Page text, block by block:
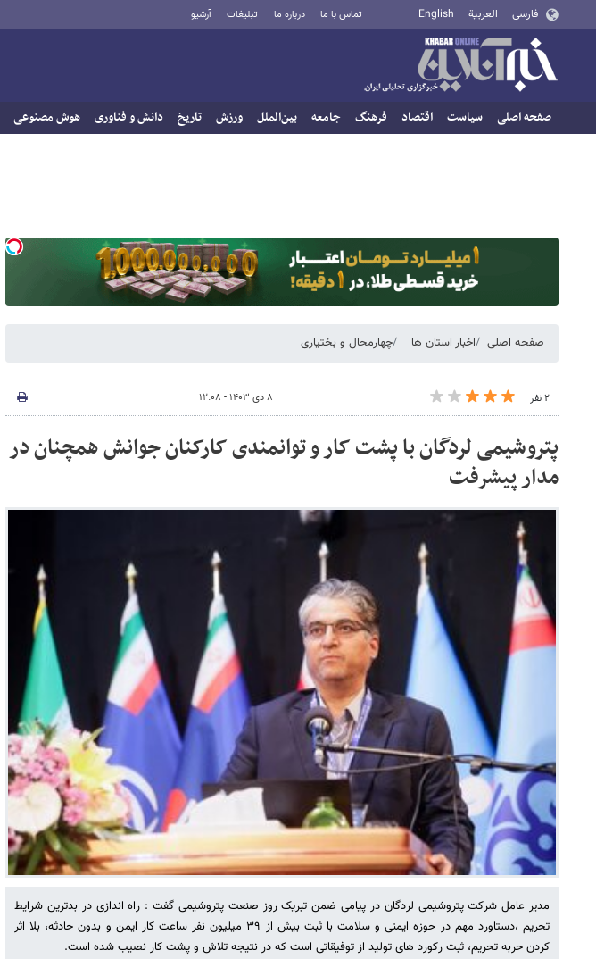
فارسی العربية English تماس با ما درباره ما تبلیغات آرشیو
صفحه اصلی سیاست اقتصاد فرهنگ جامعه بین‌الملل ورزش تاریخ دانش و فناوری هوش مصنوعی
صفحه اصلی اخبار استان ها چهارمحال و بختیاری
۲ نفر ۸ دی ۱۴۰۳ - ۱۲:۰۸
پتروشیمی لردگان با پشت کار و توانمندی کارکنان جوانش همچنان در
مدار پیشرفت
مدیر عامل شرکت پتروشیمی لردگان در پیامی ضمن تبریک روز صنعت پتروشیمی گفت : راه اندازی در بدترین شرایط
تحریم ،دستاورد مهم در حوزه ایمنی و سلامت با ثبت بیش از ۳۹ میلیون نفر ساعت کار ایمن و بدون حادثه، بلا اثر
کردن حربه تحریم، ثبت رکورد های تولید از توفیقاتی است که در نتیجه تلاش و پشت کار نصیب شده است.